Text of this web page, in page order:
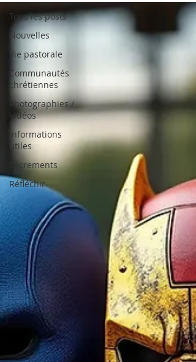
Tous les posts
Nouvelles
Vie pastorale
Communautés
chrétiennes
Photographies /
Vidéos
Informations
utiles
Sacrements
Réfléchir